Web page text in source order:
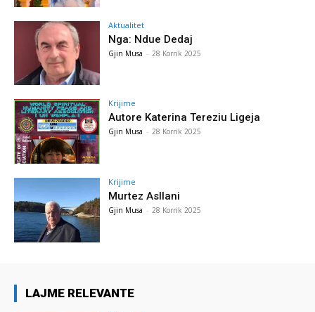
Aktualitet
Nga: Ndue Dedaj
Gjin Musa - 28 Korrik 2025
Krijime
Autore Katerina Tereziu Ligeja
Gjin Musa - 28 Korrik 2025
Krijime
Murtez Asllani
Gjin Musa - 28 Korrik 2025
LAJME RELEVANTE